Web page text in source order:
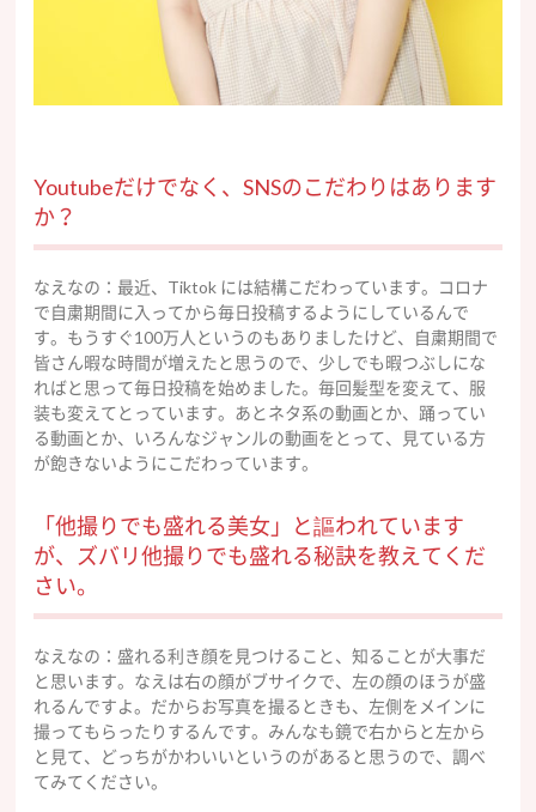
Youtubeだけでなく、SNSのこだわりはあります
か？
なえなの：最近、Tiktok には結構こだわっています。コロナ
で自粛期間に入ってから毎日投稿するようにしているんで
す。もうすぐ100万人というのもありましたけど、自粛期間で
皆さん暇な時間が増えたと思うので、少しでも暇つぶしにな
ればと思って毎日投稿を始めました。毎回髪型を変えて、服
装も変えてとっています。あとネタ系の動画とか、踊ってい
る動画とか、いろんなジャンルの動画をとって、見ている方
が飽きないようにこだわっています。
「他撮りでも盛れる美女」と謳われています
が、ズバリ他撮りでも盛れる秘訣を教えてくだ
さい。
なえなの：盛れる利き顔を見つけること、知ることが大事だ
と思います。なえは右の顔がブサイクで、左の顔のほうが盛
れるんですよ。だからお写真を撮るときも、左側をメインに
撮ってもらったりするんです。みんなも鏡で右からと左から
と見て、どっちがかわいいというのがあると思うので、調べ
てみてください。